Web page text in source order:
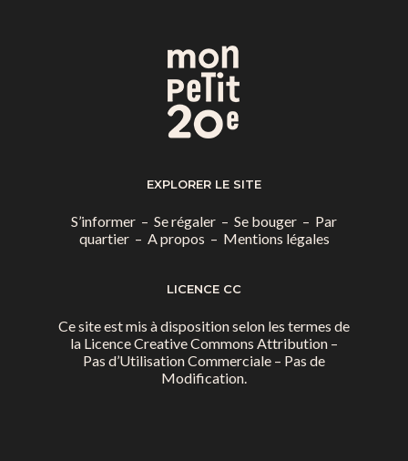
EXPLORER LE SITE
S’informer – Se régaler – Se bouger – Par
quartier– A propos – Mentions légales
LICENCE CC
Ce site est mis à disposition selon les termes de
la Licence Creative Commons Attribution –
Pas d’Utilisation Commerciale – Pas de
Modification.